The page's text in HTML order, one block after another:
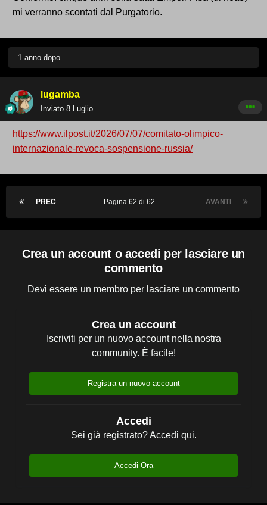
mi verranno scontati dal Purgatorio.
1 anno dopo...
lugamba
Inviato 8 Luglio
https://www.ilpost.it/2026/07/07/comitato-olimpico-
internazionale-revoca-sospensione-russia/
PREC AVANTI
Pagina 62 di 62
Crea un account o accedi per lasciare un
commento
Devi essere un membro per lasciare un commento
Crea un account
Iscriviti per un nuovo account nella nostra
community. È facile!
Registra un nuovo account
Accedi
Sei già registrato? Accedi qui.
Accedi Ora